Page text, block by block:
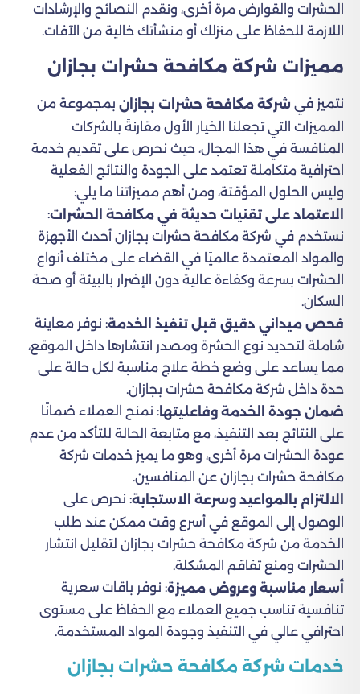
الحشرات والقوارض مرة أخرى، ونقدم النصائح والإرشادات
اللازمة للحفاظ على منزلك أو منشأتك خالية من الآفات.
مميزات شركة مكافحة حشرات بجازان
نتميز في شركة مكافحة حشرات بجازان بمجموعة من
المميزات التي تجعلنا الخيار الأول مقارنةً بالشركات
المنافسة في هذا المجال، حيث نحرص على تقديم خدمة
احترافية متكاملة تعتمد على الجودة والنتائج الفعلية
وليس الحلول المؤقتة، ومن أهم مميزاتنا ما يلي:
الاعتماد على تقنيات حديثة في مكافحة الحشرات:
نستخدم في شركة مكافحة حشرات بجازان أحدث الأجهزة
والمواد المعتمدة عالميًا في القضاء على مختلف أنواع
الحشرات بسرعة وكفاءة عالية دون الإضرار بالبيئة أو صحة
السكان.
فحص ميداني دقيق قبل تنفيذ الخدمة: نوفر معاينة
شاملة لتحديد نوع الحشرة ومصدر انتشارها داخل الموقع،
مما يساعد على وضع خطة علاج مناسبة لكل حالة على
حدة داخل شركة مكافحة حشرات بجازان.
ضمان جودة الخدمة وفاعليتها: نمنح العملاء ضمانًا
على النتائج بعد التنفيذ، مع متابعة الحالة للتأكد من عدم
عودة الحشرات مرة أخرى، وهو ما يميز خدمات شركة
مكافحة حشرات بجازان عن المنافسين.
الالتزام بالمواعيد وسرعة الاستجابة: نحرص على
الوصول إلى الموقع في أسرع وقت ممكن عند طلب
الخدمة من شركة مكافحة حشرات بجازان لتقليل انتشار
الحشرات ومنع تفاقم المشكلة.
أسعار مناسبة وعروض مميزة: نوفر باقات سعرية
تنافسية تناسب جميع العملاء مع الحفاظ على مستوى
احترافي عالي في التنفيذ وجودة المواد المستخدمة.
خدمات شركة مكافحة حشرات بجازان